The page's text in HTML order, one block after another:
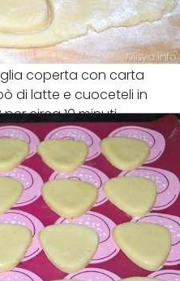
coperta con carta
di latte e cuoceteli in
circa 10 minuti